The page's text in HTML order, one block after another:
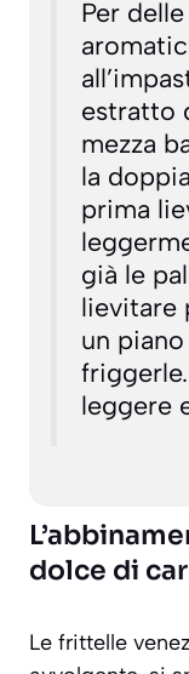
Per
estratto
mezza
la
prima
già le
lievitare
un
leggere
dolce di
Le frittelle